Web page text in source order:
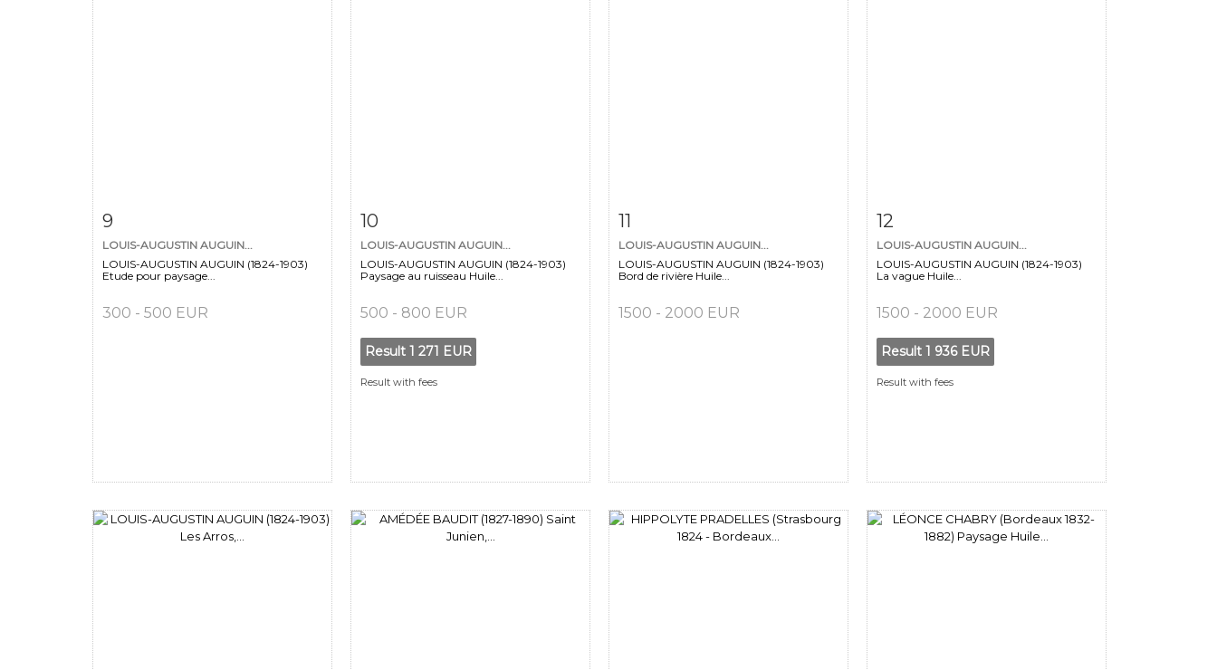
9
LOUIS-AUGUSTIN AUGUIN...
LOUIS-AUGUSTIN AUGUIN (1824-1903)
Etude pour paysage...
300 - 500 EUR
10
LOUIS-AUGUSTIN AUGUIN...
LOUIS-AUGUSTIN AUGUIN (1824-1903)
Paysage au ruisseau Huile...
500 - 800 EUR
Result 1 271 EUR
Result with fees
11
LOUIS-AUGUSTIN AUGUIN...
LOUIS-AUGUSTIN AUGUIN (1824-1903)
Bord de rivière Huile...
1500 - 2000 EUR
12
LOUIS-AUGUSTIN AUGUIN...
LOUIS-AUGUSTIN AUGUIN (1824-1903)
La vague Huile...
1500 - 2000 EUR
Result 1 936 EUR
Result with fees